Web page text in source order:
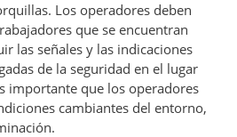
Los operadores deben
que se encuentran
las señales y las indicaciones
de la seguridad en el lugar
importante que los operadores
cambiantes del entorno,